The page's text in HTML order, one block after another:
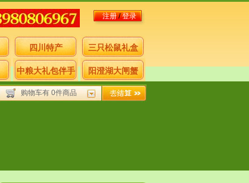
注册/登录
四川特产 三只松鼠礼盒
中粮大礼包伴手
礼
阳澄湖大闸蟹
购物车有 0件商品